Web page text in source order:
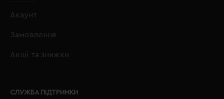
Акаунт
Замовлення
Акції та знижки
СЛУЖБА ПІДТРИМКИ